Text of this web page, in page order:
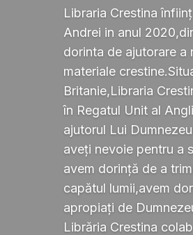
Libraria Crestina
Andrei in anul
dorinta de ajutorare a
materiale
Britanie,Libraria
în Regatul Unit al
ajutorul Lui
aveți nevoie pentru a
avem dorință de a
capătul lumii,avem
apropiați de
Librăria Crestina